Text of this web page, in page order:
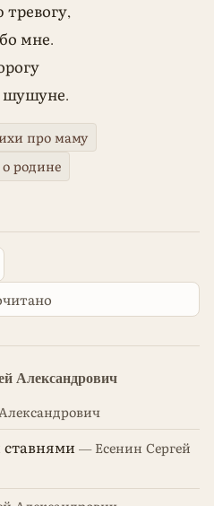
тревогу,
мне.
шушуне.
про маму
родине
Александрович
— Есенин Сергей